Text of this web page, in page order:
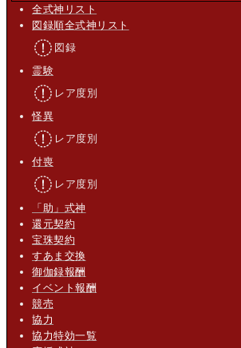
全式神リスト
図録順全式神リスト
図録
霊験
レア度別
怪異
レア度別
付喪
レア度別
「助」式神
還元契約
宝珠契約
すあま交換
御伽録報酬
イベント報酬
競売
協力
協力特効一覧